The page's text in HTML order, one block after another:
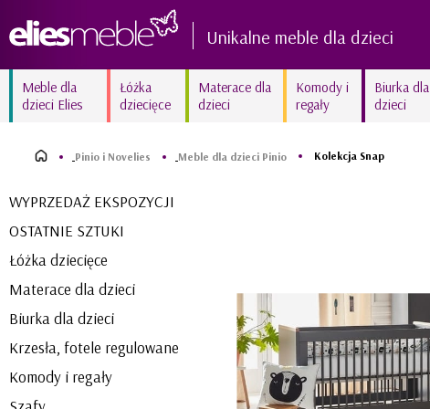
Unikalne meble dla dzieci
Meble dla
dzieci Elies
delikatność
frezowane
kraina lodu
Kolekcja ZURIGO
wyjątkowy amarant
Łóżka
dziecięce
Materace dla
dzieci
Komody i
regały
Biurka dla
dzieci
Pinio i Novelies Meble dla dzieci Pinio Kolekcja Snap
WYPRZEDAŻ EKSPOZYCJI
OSTATNIE SZTUKI
Łóżka dziecięce
Materace dla dzieci
Biurka dla dzieci
Krzesła, fotele regulowane
Komody i regały